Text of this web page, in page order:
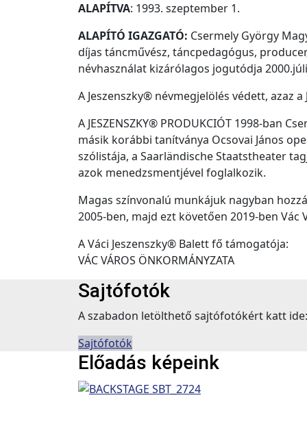
ALAPÍTVA: 1993. szeptember 1.
ALAPÍTÓ IGAZGATÓ: Csermely György
díjas táncművész, táncpedagógus,
névhasználat kizárólagos jogutódja
A Jeszenszky® névmegjelölés védett, azaz
A JESZENSZKY® PRODUKCIÓT 1998-ban
másik korábbi tanítványa Ocsovai János
szólistája, a Saarländische Staatstheater
azok menedzsmentjével foglalkozik.
Magas színvonalú munkájuk nagyban
2005-ben, majd ezt követően 2019-ben Vác
A Váci Jeszenszky® Balett fő támogatója:
VÁC VÁROS ÖNKORMÁNYZATA
Sajtófotók
A szabadon letölthető sajtófotókért katt ide:
Sajtófotók
Előadás képeink